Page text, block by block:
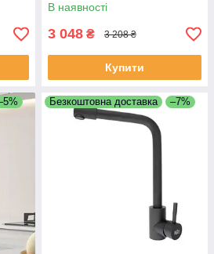
В наявності
3 048 ₴ 3 208 ₴
Купити
Безкоштовна доставка –7%